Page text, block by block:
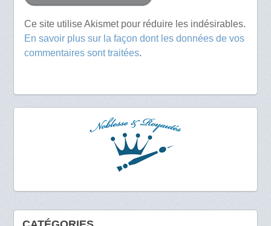
Ce site utilise Akismet pour réduire les indésirables.
En savoir plus sur la façon dont les données de vos
commentaires sont traitées.